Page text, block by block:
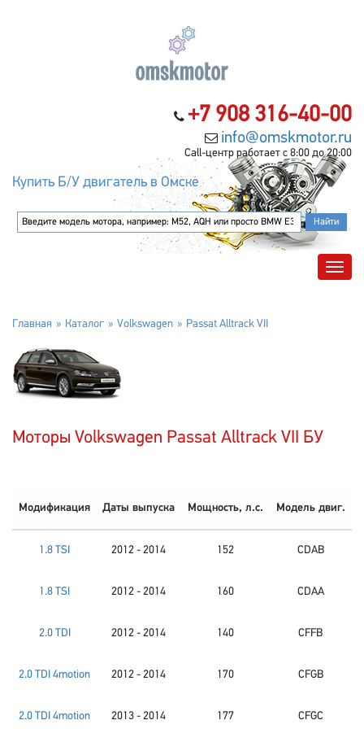
+7 908 316-40-00
info@omskmotor.ru
Call-центр работает с 8:00 до 20:00
Купить Б/У двигатель в Омске
Главная Каталог Volkswagen Passat Alltrack VII
Моторы Volkswagen Passat Alltrack VII БУ
Модификация Даты выпуска Мощность, л.с. Модель двиг.
1.8 TSI 2012 - 2014 152 CDAB
1.8 TSI 2012 - 2014 160 CDAA
2.0 TDI 2012 - 2014 140 CFFB
2.0 TDI 4motion 2012 - 2014 170 CFGB
2.0 TDI 4motion 2013 - 2014 177 CFGC